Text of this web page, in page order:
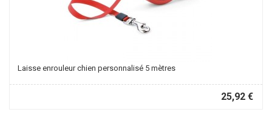
Laisse enrouleur chien personnalisé 5 mètres
25,92 €